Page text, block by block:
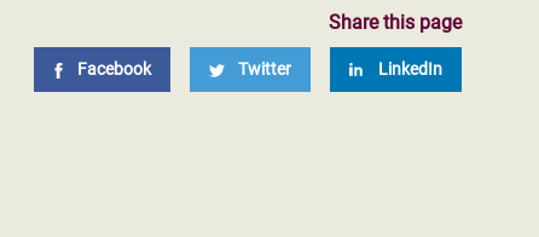
Share this page
Facebook Twitter LinkedIn